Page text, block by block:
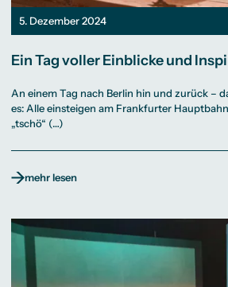
5. Dezember 2024
Ein Tag voller Einblicke und
An einem Tag nach Berlin hin und zurück –
es: Alle einsteigen am Frankfurter
„tschö“ (…)
mehr lesen